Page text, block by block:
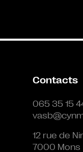
Contacts
065 35 15
12 rue de
7000 Mons